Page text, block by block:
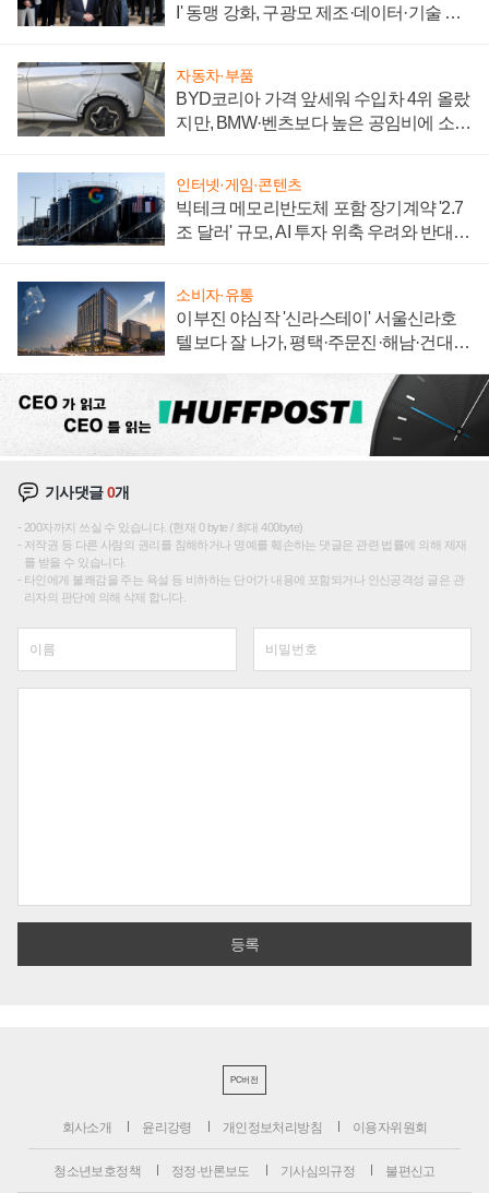
I' 동맹 강화, 구광모 제조·데이터·기술 결
자동차·부품
BYD코리아 가격 앞세워 수입차 4위 올랐
지만, BMW·벤츠보다 높은 공임비에 소비
인터넷·게임·콘텐츠
빅테크 메모리반도체 포함 장기계약 '2.7
조 달러' 규모, AI 투자 위축 우려와 반대
소비자·유통
이부진 야심작 '신라스테이' 서울신라호
텔보다 잘 나가, 평택·주문진·해남·건대로
기사댓글0개
200자까지 쓰실 수 있습니다. (현재 0 byte / 최대 400byte)
저작권 등 다른 사람의 권리를 침해하거나 명예를 훼손하는 댓글은 관련 법률에 의해 제재
를 받을 수 있습니다.
타인에게 불쾌감을 주는 욕설 등 비하하는 단어가 내용에 포함되거나 인신공격성 글은 관
리자의 판단에 의해 삭제 합니다.
PC버전
회사소개 윤리강령 개인정보처리방침 이용자위원회
청소년보호정책 정정·반론보도 기사심의규정 불편신고